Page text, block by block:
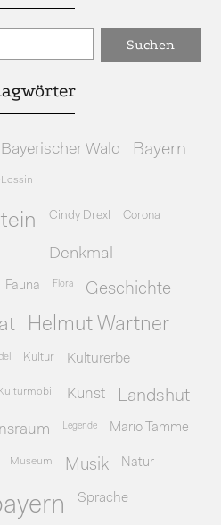
Bayerischer Wald Bayern
Cindy Drexl Corona
Denkmal
Fauna Flora Geschichte
Helmut Wartner
Kultur Kulturerbe
Kulturmobil Kunst Landshut
Legende Mario Tamme
Museum Musik Natur
Sprache